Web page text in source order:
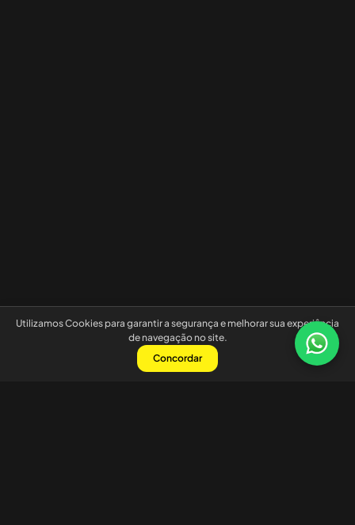
Utilizamos Cookies para garantir a segurança e melhorar sua experiência
de navegação no site.
Concordar